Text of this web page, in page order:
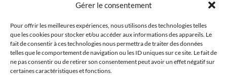
Gérer le consentement
Pour offrir les meilleures expériences, nous utilisons des technologies telles
que les cookies pour stocker et/ou accéder aux informations des appareils. Le
fait de consentir à ces technologies nous permettra de traiter des données
telles que le comportement de navigation ou les ID uniques sur ce site. Le fait de
ne pas consentir ou de retirer son consentement peut avoir un effet négatif sur
certaines caractéristiques et fonctions.
Livraison et Paiement
Page Contact